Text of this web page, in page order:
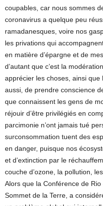
coupables, car nous sommes
coronavirus a quelque peu
ramadanesques, voire nos
les privations qui
en matière d’épargne et de
d’autant que c’est la
apprécier les choses, ainsi
aussi, de prendre conscience
que connaissent les gens de
réjouir d’être privilégiés en
parcimonie n’ont jamais tué
surconsommation tuent des
en danger, puisque nos
et d’extinction par le
couche d’ozone, la pollution,
Alors que la Conférence de
Sommet de la Terre, a